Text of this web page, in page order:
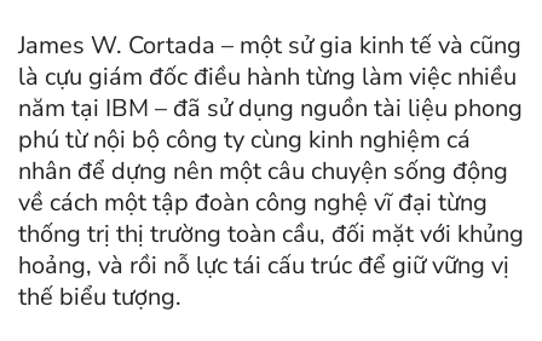
James W. Cortada – một sử gia kinh tế và cũng
là cựu giám đốc điều hành từng làm việc nhiều
năm tại IBM – đã sử dụng nguồn tài liệu phong
phú từ nội bộ công ty cùng kinh nghiệm cá
nhân để dựng nên một câu chuyện sống động
về cách một tập đoàn công nghệ vĩ đại từng
thống trị thị trường toàn cầu, đối mặt với khủng
hoảng, và rồi nỗ lực tái cấu trúc để giữ vững vị
thế biểu tượng.